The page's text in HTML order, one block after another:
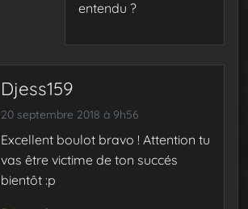
entendu ?
Djess159
20 septembre 2018 à 9h56
Excellent boulot bravo ! Attention tu
vas être victime de ton succés
bientôt :p